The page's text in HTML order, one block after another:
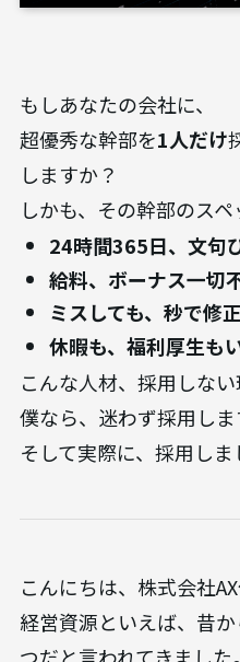
もしあなたの会社に、
超優秀な幹部を1人だけ
しますか？
しかも、その幹部のスペ
24時間365日、文句
給料、ボーナス一切
ミスしても、秒で修
休暇も、福利厚生も
こんな人材、採用しな
僕なら、迷わず採用しま
そして実際に、採用しま
こんにちは、株式会社
経営資源といえば、昔か
つだと言われてきまし